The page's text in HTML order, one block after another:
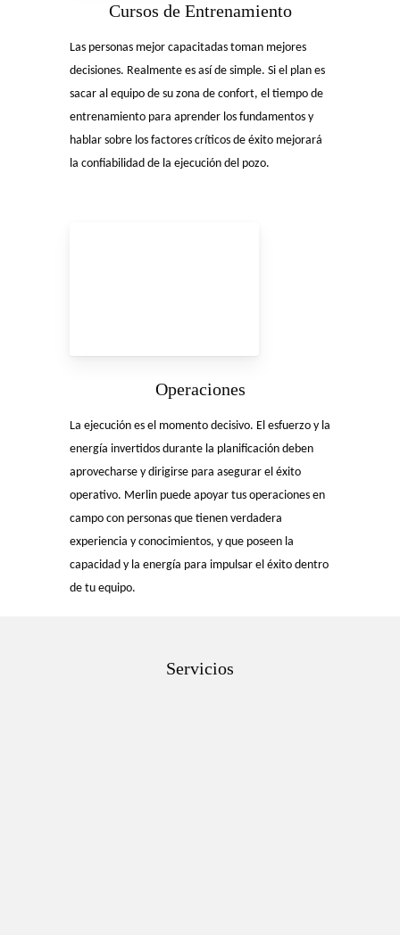
Cursos de Entrenamiento
Las personas mejor capacitadas toman mejores
decisiones. Realmente es así de simple. Si el plan es
sacar al equipo de su zona de confort, el tiempo de
entrenamiento para aprender los fundamentos y
hablar sobre los factores críticos de éxito mejorará
la confiabilidad de la ejecución del pozo.
Operaciones
La ejecución es el momento decisivo. El esfuerzo y la
energía invertidos durante la planificación deben
aprovecharse y dirigirse para asegurar el éxito
operativo. Merlin puede apoyar tus operaciones en
campo con personas que tienen verdadera
experiencia y conocimientos, y que poseen la
capacidad y la energía para impulsar el éxito dentro
de tu equipo.
Servicios